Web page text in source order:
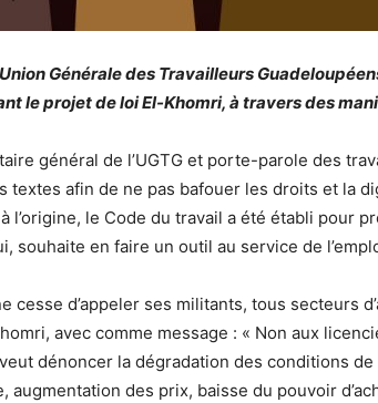
Générale des Travailleurs
le projet de loi El-Khomri, à travers des
général de l’UGTG et porte-parole des
textes afin de ne pas bafouer les droits et la
l’origine, le Code du travail a été établi pour
souhaite en faire un outil au service de
cesse d’appeler ses militants, tous secteurs
avec comme message : « Non aux
dénoncer la dégradation des conditions
augmentation des prix, baisse du pouvoir